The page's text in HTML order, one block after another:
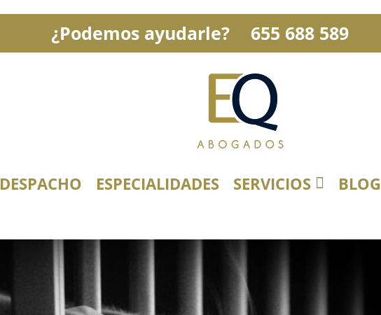
¿Podemos ayudarle? 655 688 589
DESPACHO ESPECIALIDADES SERVICIOS BLOG